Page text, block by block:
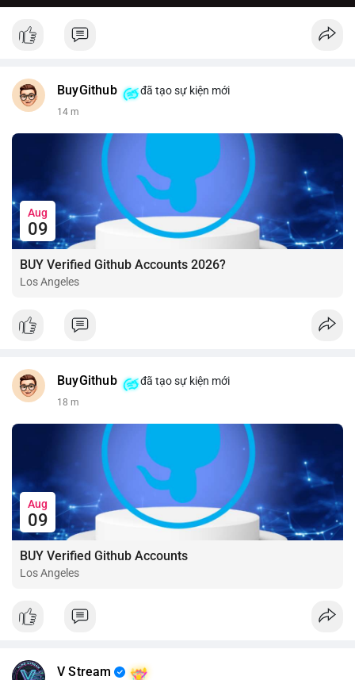
BuyGithub đã tạo sự kiện mới
14 m
Aug
09
BUY Verified Github Accounts 2026?
Los Angeles
BuyGithub đã tạo sự kiện mới
18 m
Aug
09
BUY Verified Github Accounts
Los Angeles
V Stream